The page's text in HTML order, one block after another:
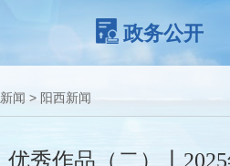
政务公开
新闻 > 阳西新闻
优秀作品（二）丨